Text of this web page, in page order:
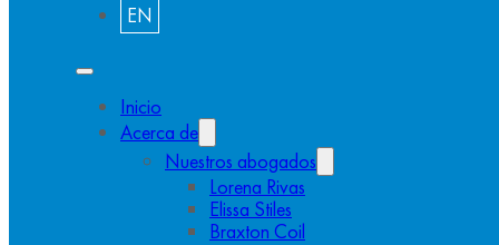
EN
Inicio
Acerca de
Nuestros abogados
Lorena Rivas
Elissa Stiles
Braxton Coil